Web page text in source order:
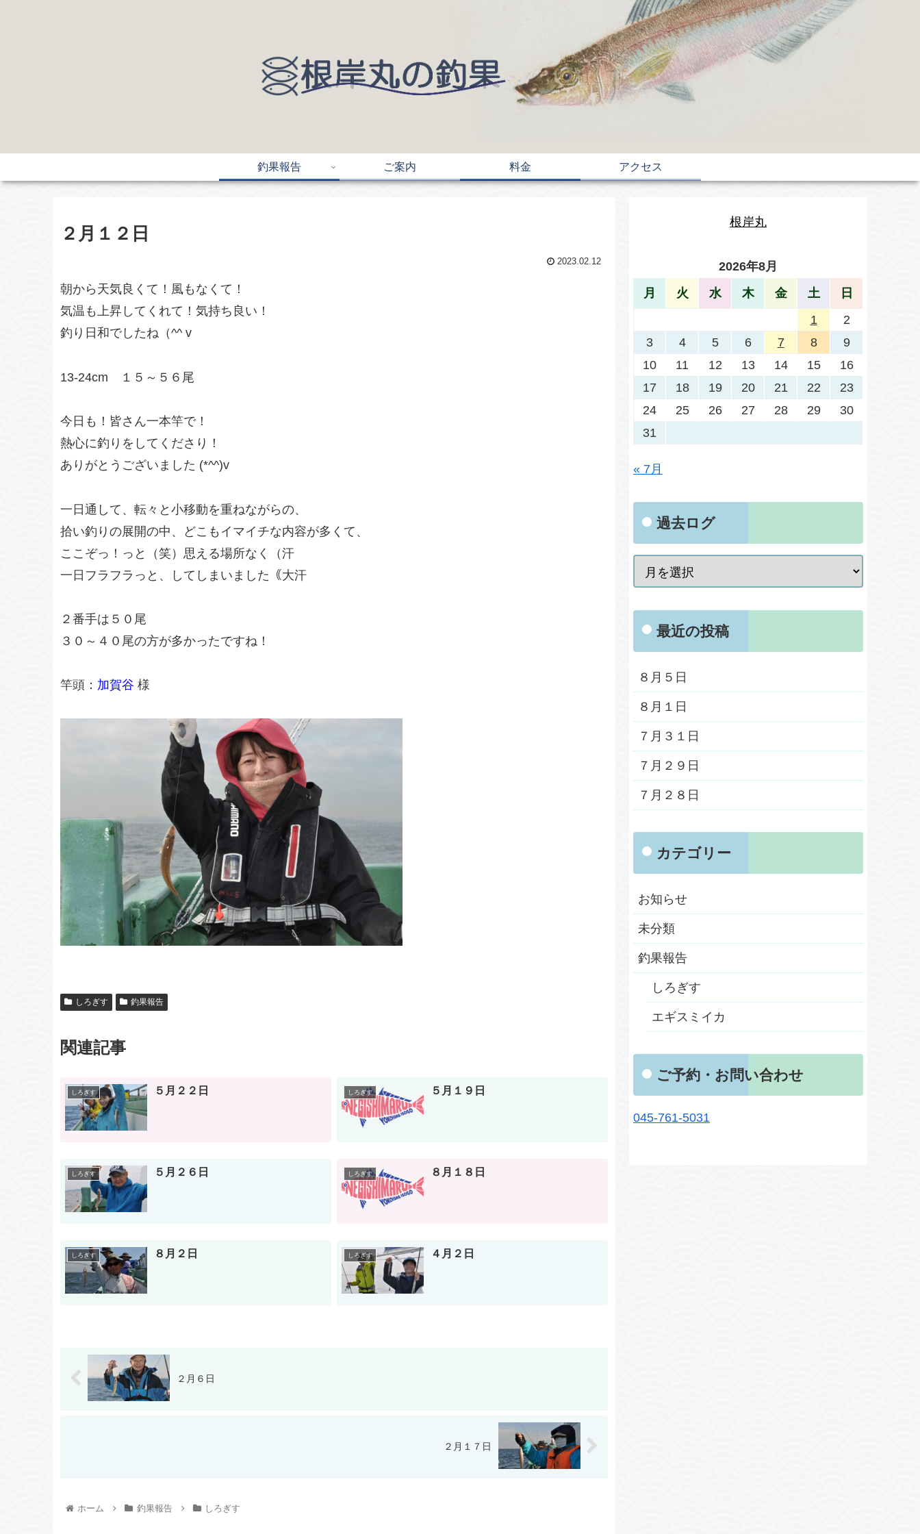
釣果報告 ご案内 料金 アクセス
２月１２日
2023.02.12
朝から天気良くて！風もなくて！
気温も上昇してくれて！気持ち良い！
釣り日和でしたね（^^ v
13-24cm １５～５６尾
今日も！皆さん一本竿で！
熱心に釣りをしてくださり！
ありがとうございました (*^^)v
一日通して、転々と小移動を重ねながらの、
拾い釣りの展開の中、どこもイマイチな内容が多くて、
ここぞっ！っと（笑）思える場所なく（汗
一日フラフラっと、してしまいました｟大汗
２番手は５０尾
３０～４０尾の方が多かったですね！
竿頭： 加賀谷 様
しろぎす 釣果報告
関連記事
しろぎす ５月２２日 しろぎす ５月１９日
しろぎす ５月２６日 しろぎす ８月１８日
しろぎす ８月２日 しろぎす ４月２日
２月６日
２月１７日
ホーム 釣果報告 しろぎす
根岸丸
2026年8月
月
火 水 木 金 土
日
1
2
3
4 5 6 7 8
9
10
11 12 13 14 15
16
17
18 19 20 21 22
23
24
25 26 27 28 29
30
31
« 7月
過去ログ
最近の投稿
８月５日
８月１日
７月３１日
７月２９日
７月２８日
カテゴリー
お知らせ
未分類
釣果報告
しろぎす
エギスミイカ
ご予約・お問い合わせ
045-761-5031